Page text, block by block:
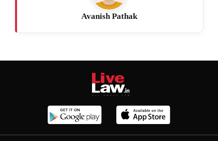
Avanish Pathak